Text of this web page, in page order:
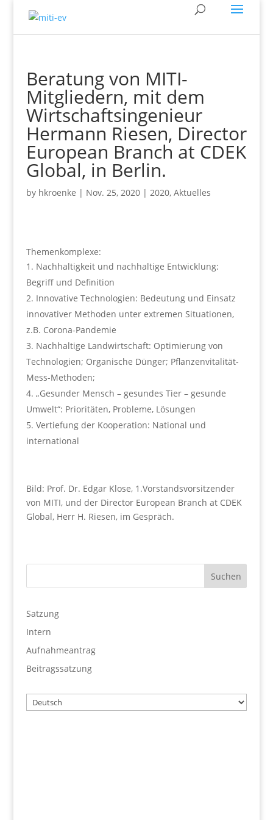
Beratung von MITI-
Mitgliedern, mit dem
Wirtschaftsingenieur
Hermann Riesen, Director
European Branch at CDEK
Global, in Berlin.
by hkroenke | Nov. 25, 2020| 2020, Aktuelles
Themenkomplexe:
Nachhaltigkeit und nachhaltige Entwicklung:
Begriff und Definition
Innovative Technologien: Bedeutung und Einsatz
innovativer Methoden unter extremen Situationen,
z.B. Corona-Pandemie
Nachhaltige Landwirtschaft: Optimierung von
Technologien; Organische Dünger; Pflanzenvitalität-
Mess-Methoden;
„Gesunder Mensch – gesundes Tier – gesunde
Umwelt“: Prioritäten, Probleme, Lösungen
Vertiefung der Kooperation: National und
international
Bild: Prof. Dr. Edgar Klose, 1.Vorstandsvorsitzender
von MITI, und der Director European Branch at CDEK
Global, Herr H. Riesen, im Gespräch.
Satzung
Intern
Aufnahmeantrag
Beitragssatzung
Wählen
Sie